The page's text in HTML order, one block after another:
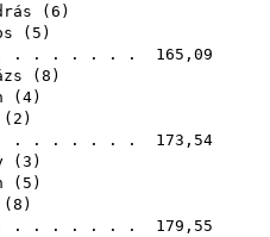
( 6 )
( 5 )
. . . . . . 165,09
( 8 )
( 4)
( 2 )
. . . . . . 173,54
( 3 )
( 5 )
( 8 )
. . . . . . . 179,55